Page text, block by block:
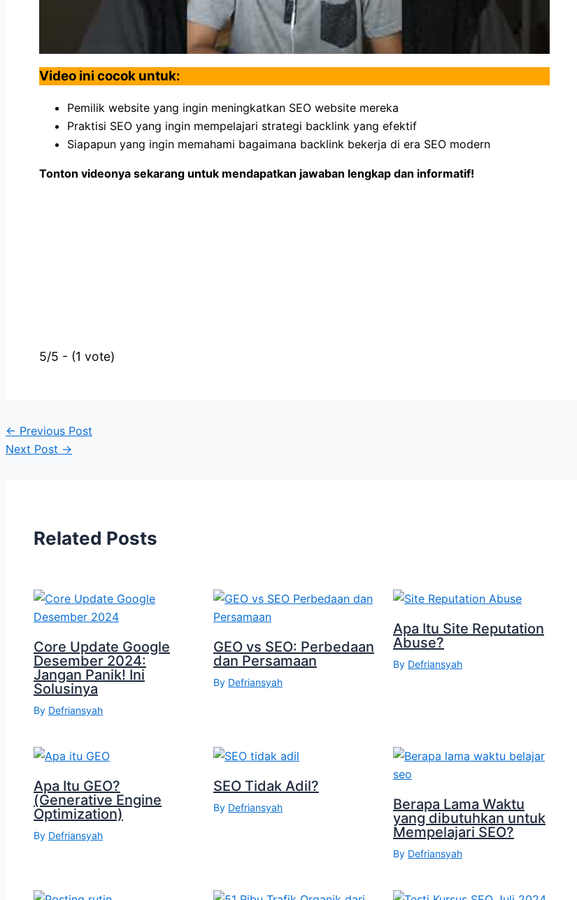
Video ini cocok untuk:
Pemilik website yang ingin meningkatkan SEO website mereka
Praktisi SEO yang ingin mempelajari strategi backlink yang efektif
Siapapun yang ingin memahami bagaimana backlink bekerja di era SEO modern
Tonton videonya sekarang untuk mendapatkan jawaban lengkap dan informatif!
5/5 - (1 vote)
← Previous Post
Next Post →
Related Posts
Core Update Google
Desember 2024:
Jangan Panik! Ini
Solusinya
By Defriansyah
GEO vs SEO: Perbedaan
dan Persamaan
By Defriansyah
Apa Itu Site Reputation
Abuse?
By Defriansyah
Apa Itu GEO?
(Generative Engine
Optimization)
By Defriansyah
SEO Tidak Adil?
By Defriansyah
Berapa Lama Waktu
yang dibutuhkan untuk
Mempelajari SEO?
By Defriansyah